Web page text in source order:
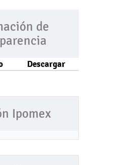
de
Descargar
Ipomex